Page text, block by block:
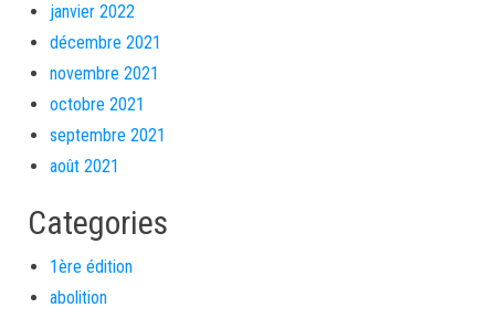
janvier 2022
décembre 2021
novembre 2021
octobre 2021
septembre 2021
août 2021
Categories
1ère édition
abolition